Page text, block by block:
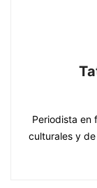
Periodista en
culturales y